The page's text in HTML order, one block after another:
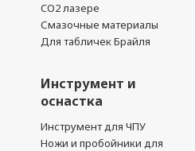
CO2 лазере
Смазочные материалы
Для табличек Брайля
Инструмент и
оснастка
Инструмент для ЧПУ
Ножи и пробойники для